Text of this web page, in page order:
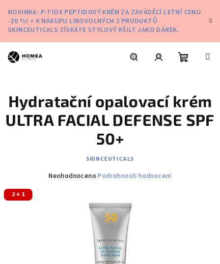
obsah
NOVINKA: P-TIOX PEPTIDOVÝ KRÉM ZA ZAVÁDĚCÍ LETNÍ CENU
-20 %! + K NÁKUPU LIBOVOLNÝCH 2 PRODUKTŮ
SKINCEUTICALS ZÍSKÁTE STYLOVÝ KŠILT JAKO DÁREK.
košík
Hydratační opalovací krém
ULTRA FACIAL DEFENSE SPF
50+
SKINCEUTICALS
Průměrné
Neohodnoceno Podrobnosti hodnocení
2 + 1